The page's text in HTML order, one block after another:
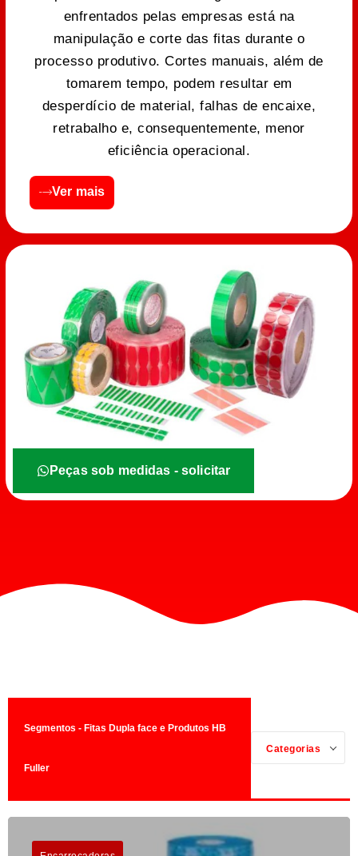
enfrentados pelas empresas está na
manipulação e corte das fitas durante o
processo produtivo. Cortes manuais, além de
tomarem tempo, podem resultar em
desperdício de material, falhas de encaixe,
retrabalho e, consequentemente, menor
eficiência operacional.
Ver mais
Peças sob medidas - solicitar
Segmentos - Fitas Dupla face e Produtos HB
Fuller
Categorias